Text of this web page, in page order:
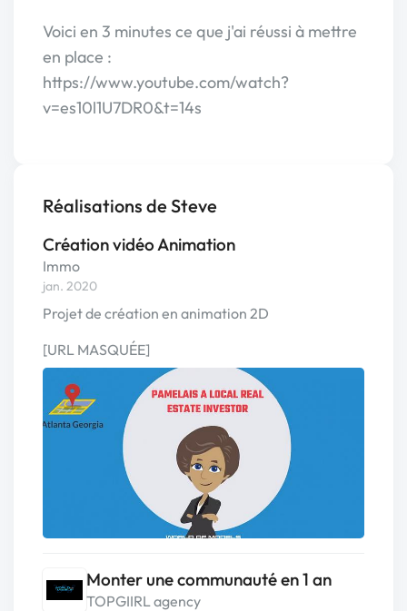
Voici en 3 minutes ce que j'ai réussi à mettre
en place :
https://www.youtube.com/watch?
v=es10l1U7DR0&t=14s
Réalisations de Steve
Création vidéo Animation
Immo
jan. 2020
Projet de création en animation 2D
[URL MASQUÉE]
Monter une communauté en 1 an
TOPGIIRL agency